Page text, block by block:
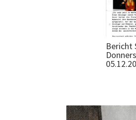
Bericht